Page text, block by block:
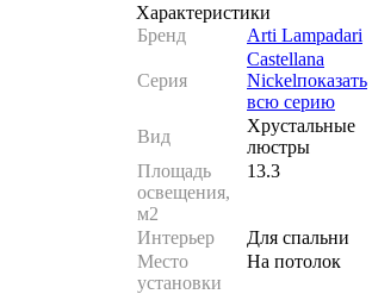
Характеристики
Бренд
Arti Lampadari
Серия
Castellana
Nickelпоказать
всю серию
Вид
Хрустальные
люстры
Площадь
освещения,
м2
13.3
Интерьер
Для спальни
Место
установки
На потолок